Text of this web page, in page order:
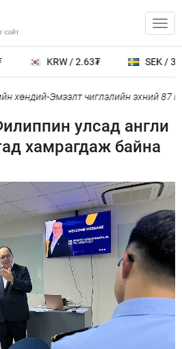
KRW / 2.63₮ SEK /
хөндий-Эмээлт чиглэлийн эхний 87
улсад англи
хамрагдаж байна